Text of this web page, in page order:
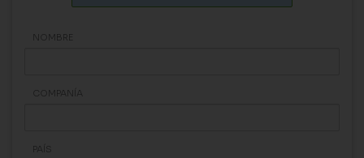
NOMBRE
COMPANÍA
PAÍS